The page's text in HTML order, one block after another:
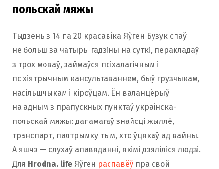
польскай мяжы
Тыдзень з 14 па 20 красавіка Яўген Бузук спаў
не больш за чатыры гадзіны на суткі, перакладаў
з трох моваў, займаўся псіхалагічным і
псіхіятрычным кансультаваннем, быў грузчыкам,
насільшчыкам і кіроўцам. Ён валанцёрыў
на адным з прапускных пунктаў украінска-
польскай мяжы: дапамагаў знайсці жыллё,
транспарт, падтрымку тым, хто ўцякаў ад вайны.
А яшчэ — слухаў апавяданні, якімі дзяліліся людзі.
Для Hrodna. life Яўген распавёў пра свой